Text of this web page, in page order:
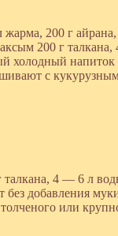
200 г
200 г
холодный напиток
с
4 — 6 л
без добавления
толченого или